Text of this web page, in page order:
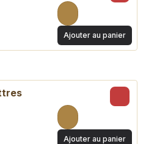
Ajouter au panier
Ajouter au panier